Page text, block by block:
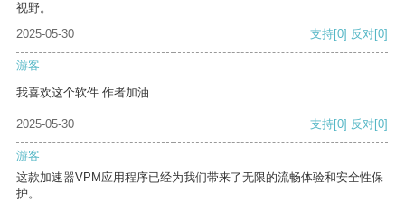
视野。
2025-05-30
支持[0] 反对[0]
游客
我喜欢这个软件 作者加油
2025-05-30 支持[0] 反对[0]
游客
这款加速器VPM应用程序已经为我们带来了无限的流畅体验和安全性保
护。